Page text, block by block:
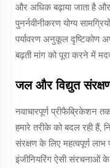
और अधिक बढ़ाया जाता है
पुनर्नवीनीकरण योग्य
पर्यावरण अनुकूल दृष्टिकोण
बढ़ती मांग को पूरा करने में
जल और विद्युत
नवाचारपूर्ण प्रीफैब्रिकेशन
हमारे तरीके को बदल रही हैं,
संरक्षण के लिए महत्वपूर्ण
इंजीनियरिंग ऐसी संरचनाओं